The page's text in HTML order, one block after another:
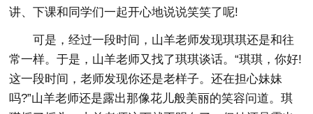
讲、下课和同学们一起开心地说说笑笑了呢!
可是，经过一段时间，山羊老师发现琪琪还是和往
常一样。于是，山羊老师又找了琪琪谈话。“琪琪，你好!
这一段时间，老师发现你还是老样子。还在担心妹妹
吗?”山羊老师还是露出那像花儿般美丽的笑容问道。琪